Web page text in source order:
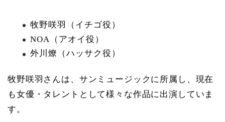
牧野咲羽（イチゴ役）
NOA（アオイ役）
外川燎（ハッサク役）
牧野咲羽さんは、サンミュージックに所属し、現在
も女優・タレントとして様々な作品に出演していま
す。